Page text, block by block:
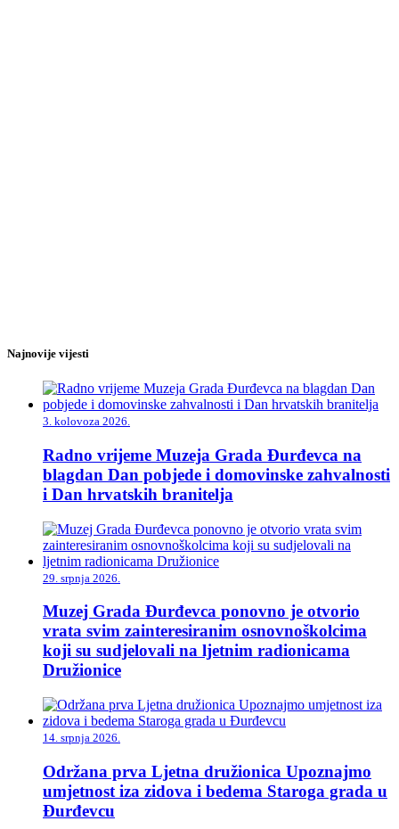
Najnovije vijesti
3. kolovoza 2026.
Radno vrijeme Muzeja Grada Đurđevca na
blagdan Dan pobjede i domovinske zahvalnosti
i Dan hrvatskih branitelja
29. srpnja 2026.
Muzej Grada Đurđevca ponovno je otvorio
vrata svim zainteresiranim osnovnoškolcima
koji su sudjelovali na ljetnim radionicama
Družionice
14. srpnja 2026.
Održana prva Ljetna družionica Upoznajmo
umjetnost iza zidova i bedema Staroga grada u
Đurđevcu